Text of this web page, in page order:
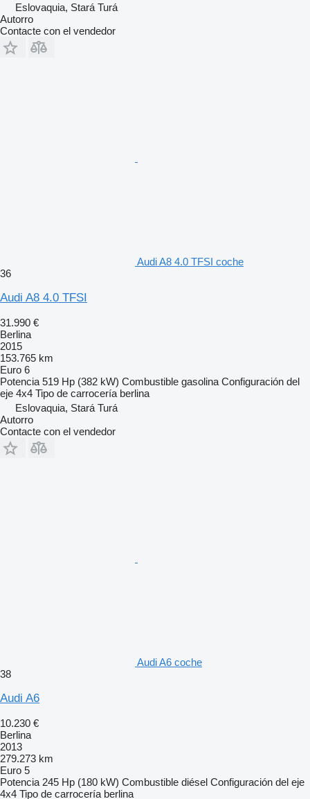
Eslovaquia, Stará Turá
Autorro
Contacte con el vendedor
Audi A8 4.0 TFSI coche
36
Audi A8 4.0 TFSI
31.990 €
Berlina
2015
153.765 km
Euro 6
Potencia 519 Hp (382 kW) Combustible gasolina Configuración del
eje 4x4 Tipo de carrocería berlina
Eslovaquia, Stará Turá
Autorro
Contacte con el vendedor
Audi A6 coche
38
Audi A6
10.230 €
Berlina
2013
279.273 km
Euro 5
Potencia 245 Hp (180 kW) Combustible diésel Configuración del eje
4x4 Tipo de carrocería berlina